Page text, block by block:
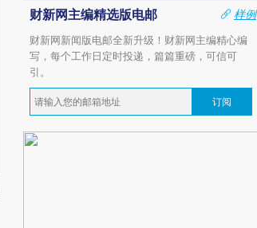
财新网主编精选版电邮
样例
财新网新闻版电邮全新升级！财新网主编精心编
写，每个工作日定时投递，篇篇重磅，可信可
引。
订阅